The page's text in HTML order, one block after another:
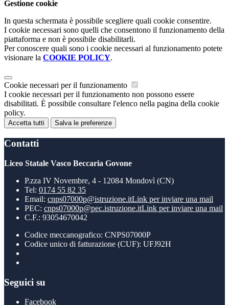
Gestione cookie
In questa schermata è possibile scegliere quali cookie consentire.
I cookie necessari sono quelli che consentono il funzionamento della
piattaforma e non è possibile disabilitarli.
Per conoscere quali sono i cookie necessari al funzionamento potete
visionare la COOKIE POLICY.
Cookie necessari per il funzionamento
I cookie necessari per il funzionamento non possono essere
disabilitati. È possibile consultare l'elenco nella pagina della cookie
policy.
Accetta tutti Salva le preferenze
Contatti
Liceo Statale Vasco Beccaria Govone
P.zza IV Novembre, 4 - 12084 Mondovì (CN)
Tel: 0174 55 82 35
Email: cnps07000p@istruzione.itLink per inviare una mail
PEC: cnps07000p@pec.istruzione.itLink per inviare una mail
C.F.: 93054670042
Codice meccanografico: CNPS07000P
Codice unico di fatturazione (CUF): UFJ92H
Seguici su
Facebook